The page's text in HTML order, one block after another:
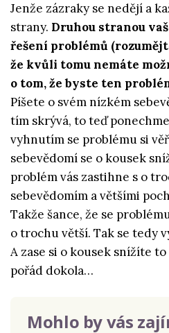
Jenže zázraky se nedějí a
strany. Druhou stranou
řešení problémů
že kvůli tomu nemáte
o tom, že byste ten
Píšete o svém nízkém
tím skrývá, to teď
vyhnutím se problému si
sebevědomí se o kousek
problém vás zastihne s o
sebevědomím a většími
Takže šance, že se
o trochu větší. Tak se tedy
A zase si o kousek snížíte
pořád dokola…
Mohlo by vás